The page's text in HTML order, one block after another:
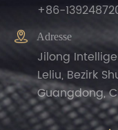
+86-
 Adresse
Jilong
Leliu, Bezirk
Guangdong,